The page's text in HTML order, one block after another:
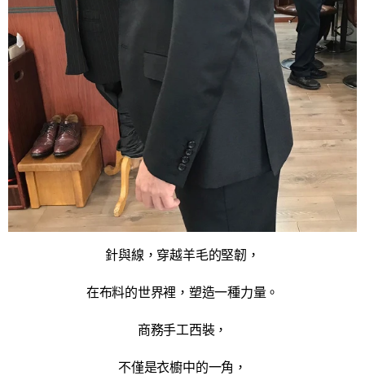
針與線，穿越羊毛的堅韌，
在布料的世界裡，塑造一種力量。
商務手工西裝，
不僅是衣櫥中的一角，